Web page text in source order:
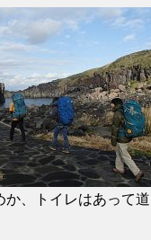
、トイレはあって